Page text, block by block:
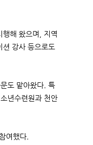
행해 왔으며, 지역
션 강사 등으로도
도 맡아왔다. 특
년수련원과 천안
여했다.